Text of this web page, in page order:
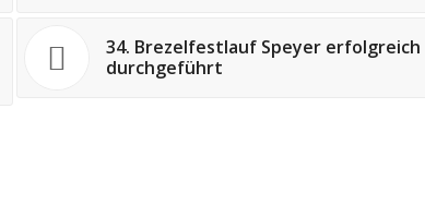
34. Brezelfestlauf Speyer erfolgreich
durchgeführt